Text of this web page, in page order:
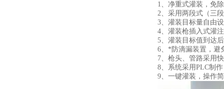
1、净重式灌装，免
2、采用两段式（三
3、灌装目标量自由
4、灌装枪插入式灌
5、灌装目标值到达
6、*防滴漏装置，避
7、枪头、管路采用
8、系统采用PLC制
9、一键灌装，操作